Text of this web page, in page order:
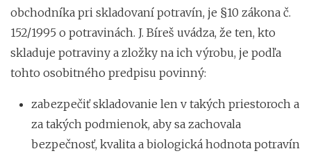
obchodníka pri skladovaní potravín, je §10 zákona č.
152/1995 o potravinách. J. Bíreš uvádza, že ten, kto
skladuje potraviny a zložky na ich výrobu, je podľa
tohto osobitného predpisu povinný:
zabezpečiť skladovanie len v takých priestoroch a
za takých podmienok, aby sa zachovala
bezpečnosť, kvalita a biologická hodnota potravín